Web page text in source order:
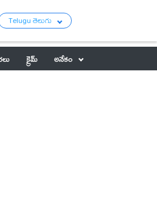
Telugu తెలుగు
క్రైమ్
అనేకం